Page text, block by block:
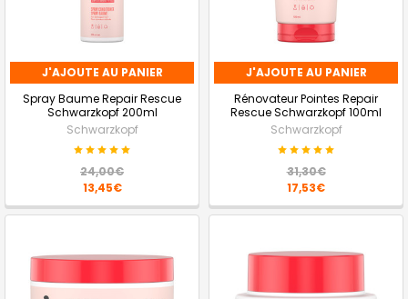
J'AJOUTE AU PANIER
Spray Baume Repair Rescue
Schwarzkopf 200ml
Schwarzkopf
24,00€
13,45€
J'AJOUTE AU PANIER
Rénovateur Pointes Repair
Rescue Schwarzkopf 100ml
Schwarzkopf
31,30€
17,53€